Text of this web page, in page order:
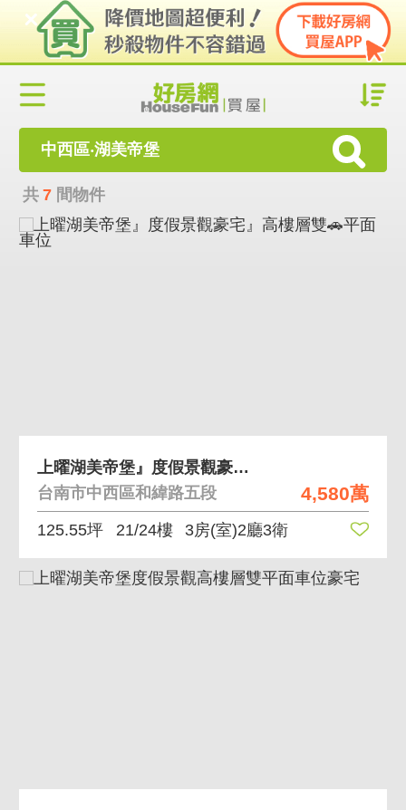
中西區‧湖美帝堡
共 7 間物件
4,580萬
上曜湖美帝堡』度假景觀豪宅』高樓層雙🚗平面車位
台南市中西區和緯路五段
125.55坪 21/24樓 3房(室)2廳3衛